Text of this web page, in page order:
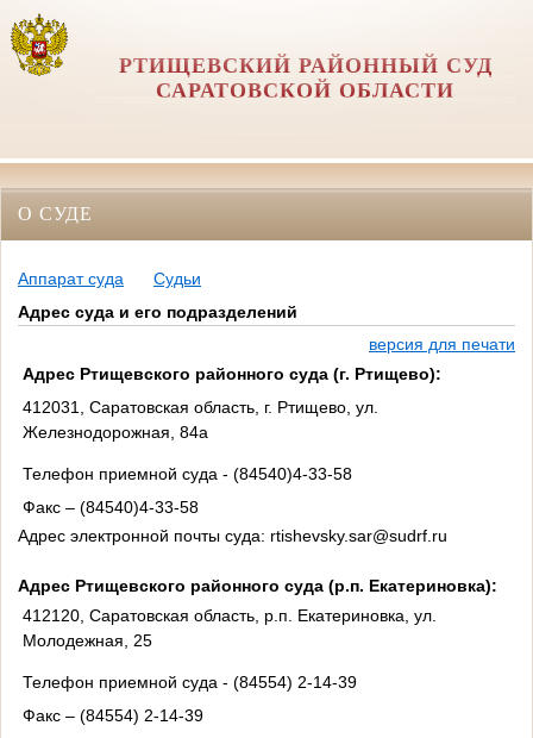
РТИЩЕВСКИЙ РАЙОННЫЙ СУД
САРАТОВСКОЙ ОБЛАСТИ
О СУДЕ
Аппарат суда
Судьи
Адрес суда и его подразделений
версия для печати
Адрес Ртищевского районного суда (г. Ртищево):
412031, Саратовская область, г. Ртищево, ул.
Железнодорожная, 84а
Телефон приемной суда - (84540)4-33-58
Факс – (84540)4-33-58
Адрес электронной почты суда: rtishevsky.sar@sudrf.ru
Адрес Ртищевского районного суда (р.п. Екатериновка):
412120, Саратовская область, р.п. Екатериновка, ул.
Молодежная, 25
Телефон приемной суда - (84554) 2-14-39
Факс – (84554) 2-14-39